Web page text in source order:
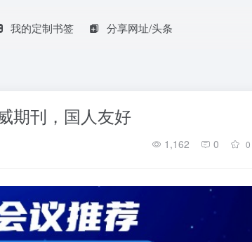
我的定制书签 分享网址/头条
期刊，国人友好
1,162 0 0